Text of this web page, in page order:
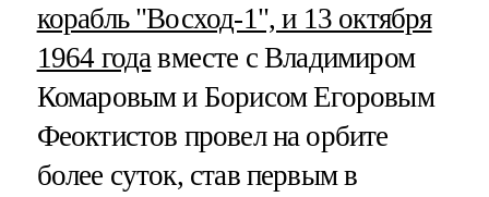
корабль "Восход-1", и 13 октября
1964 годавместе с Владимиром
Комаровым и Борисом Егоровым
Феоктистов провел на орбите
более суток, став первым в